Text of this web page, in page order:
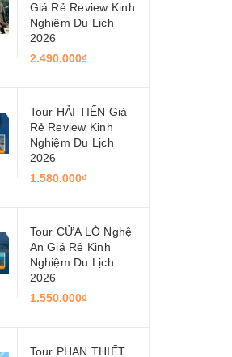
Giá Rẻ Review Kinh
Nghiệm Du Lịch
2026
2.490.000₫
Tour HẢI TIẾN Giá
Rẻ Review Kinh
Nghiệm Du Lịch
2026
1.580.000₫
Tour CỬA LÒ Nghệ
An Giá Rẻ Kinh
Nghiệm Du Lịch
2026
1.550.000₫
Tour PHAN THIẾT